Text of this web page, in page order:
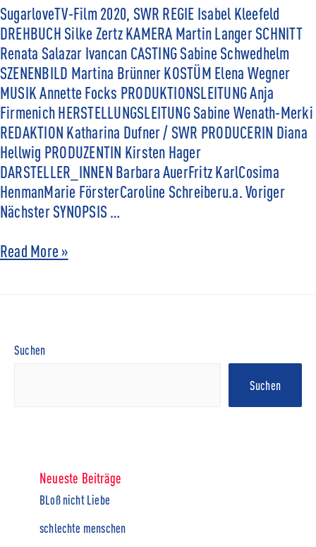
SugarloveTV-Film 2020, SWR REGIE Isabel Kleefeld
DREHBUCH Silke Zertz KAMERA Martin Langer SCHNITT
Renata Salazar Ivancan CASTING Sabine Schwedhelm
SZENENBILD Martina Brünner KOSTÜM Elena Wegner
MUSIK Annette Focks PRODUKTIONSLEITUNG Anja
Firmenich HERSTELLUNGSLEITUNG Sabine Wenath-Merki
REDAKTION Katharina Dufner / SWR PRODUCERIN Diana
Hellwig PRODUZENTIN Kirsten Hager
DARSTELLER_INNEN Barbara AuerFritz KarlCosima
HenmanMarie FörsterCaroline Schreiberu.a. Voriger
Nächster SYNOPSIS …
Read More »
Suchen
Suchen
Neueste Beiträge
BLoß nicht Liebe
schlechte menschen